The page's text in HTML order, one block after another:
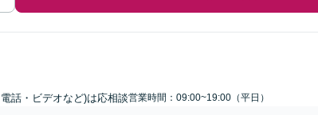
話・ビデオなど)は応相談営業時間：09:00~19:00（平日）